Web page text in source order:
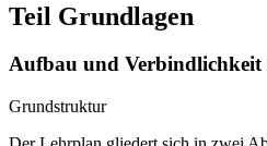
Teil Grundlagen
Aufbau und Verbindlichkeit
Grundstruktur